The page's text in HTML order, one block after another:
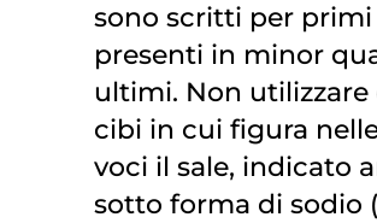
sono scritti per primi
presenti in minor
ultimi. Non
cibi in cui figura
voci il sale, indicato
sotto forma di sodio